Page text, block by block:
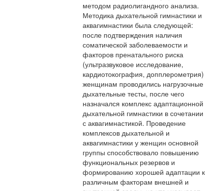
методом радиолигандного анализа.
Методика дыхательной гимнастики и
аквагимнастики была следующей:
после подтверждения наличия
соматической заболеваемости и
факторов пренатального риска
(ультразвуковое исследование,
кардиотокография, допплерометрия)
женщинам проводились нагрузочные
дыхательные тесты, после чего
назначался комплекс адаптационной
дыхательной гимнастики в сочетании
с аквагимнастикой. Проведение
комплексов дыхательной и
аквагимнастики у женщин основной
группы способствовало повышению
функциональных резервов и
формированию хорошей адаптации к
различным факторам внешней и